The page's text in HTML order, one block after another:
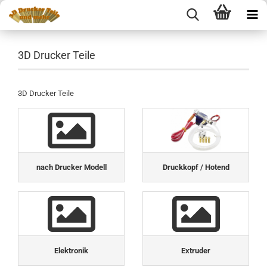
3D Drucker Teile
3D Drucker Teile
nach Drucker Modell Druckkopf / Hotend
Elektronik Extruder